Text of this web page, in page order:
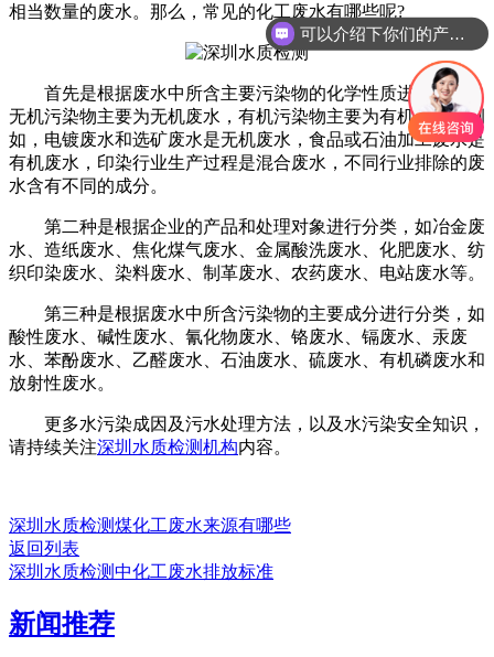
相当数量的废水。那么，常见的化工废水有哪些呢?
首先是根据废水中所含主要污染物的化学性质进行分类，
无机污染物主要为无机废水，有机污染物主要为有机废水。例
如，电镀废水和选矿废水是无机废水，食品或石油加工废水是
有机废水，印染行业生产过程是混合废水，不同行业排除的废
水含有不同的成分。
第二种是根据企业的产品和处理对象进行分类，如冶金废
水、造纸废水、焦化煤气废水、金属酸洗废水、化肥废水、纺
织印染废水、染料废水、制革废水、农药废水、电站废水等。
第三种是根据废水中所含污染物的主要成分进行分类，如
酸性废水、碱性废水、氰化物废水、铬废水、镉废水、汞废
水、苯酚废水、乙醛废水、石油废水、硫废水、有机磷废水和
放射性废水。
更多水污染成因及污水处理方法，以及水污染安全知识，
请持续关注深圳水质检测机构内容。
深圳水质检测煤化工废水来源有哪些
返回列表
深圳水质检测中化工废水排放标准
新闻推荐
可以介绍下你们的产品么